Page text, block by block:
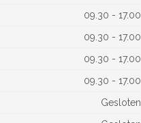
09.30 - 17.00
09.30 - 17.00
09.30 - 17.00
09.30 - 17.00
Gesloten